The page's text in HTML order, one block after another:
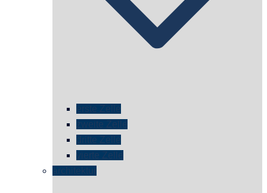
erste Zelle
zweite Zelle
dritte Zelle
vierte Zelle
architektur